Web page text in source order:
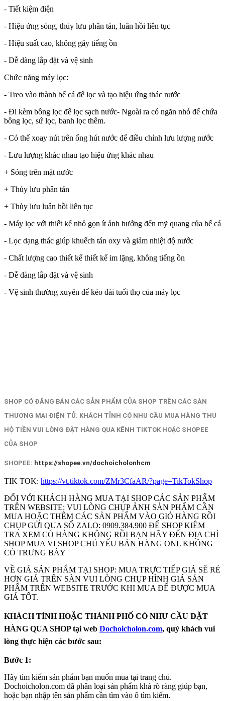
- Tiết kiệm điện
- Hiệu ứng sóng, thủy lưu phân tán, luân hồi liên tục
- Hiệu suất cao, không gây tiếng ồn
- Dễ dàng lắp đặt và vệ sinh
Chức năng máy lọc:
- Treo vào thành bể cá để lọc và tạo hiệu ứng thác nước
- Đi kèm bông lọc để lọc sạch nước- Ngoài ra có ngăn nhỏ để chứa
bông lọc, sứ lọc, banh lọc thêm.
- Có thể xoay nút trên ống hút nước để điều chỉnh lưu lượng nước
- Lưu lượng khác nhau tạo hiệu ứng khác nhau
+ Sóng trên mặt nước
+ Thủy lưu phân tán
+ Thủy lưu luân hồi liên tục
- Máy lọc với thiết kế nhỏ gọn ít ảnh hưởng đến mỹ quang của bể cá
- Lọc dạng thác giúp khuếch tán oxy và giảm nhiệt độ nước
- Chất lượng cao thiết kế thiết kế im lặng, không tiếng ồn
- Dễ dàng lắp đặt và vệ sinh
- Vệ sinh thường xuyên để kéo dài tuổi thọ của máy lọc
SHOP CÓ ĐĂNG BÁN CÁC SẢN PHẨM CỦA SHOP TRÊN CÁC SÀN
THƯƠNG MẠI ĐIỆN TỬ. KHÁCH TỈNH CÓ NHU CẦU MUA HÀNG THU
HỘ TIỀN VUI LÒNG ĐẶT HÀNG QUA KÊNH TIKTOK HOẶC SHOPEE
CỦA SHOP
SHOPEE: https://shopee.vn/dochoicholonhcm
TIK TOK: https://vt.tiktok.com/ZMr3CfaAR/?page=TikTokShop
ĐỐI VỚI KHÁCH HÀNG MUA TẠI SHOP CÁC SẢN PHẨM
TRÊN WEBSITE: VUI LÒNG CHỤP ẢNH SẢN PHẨM CẦN
MUA HOẶC THÊM CÁC SẢN PHẨM VÀO GIỎ HÀNG RỒI
CHỤP GỬI QUA SỐ ZALO: 0909.384.900 ĐỂ SHOP KIÊM
TRA XEM CÓ HÀNG KHÔNG RỒI BẠN HÃY ĐẾN ĐỊA CHỈ
SHOP MUA VI SHOP CHỦ YẾU BÁN HÀNG ONL KHÔNG
CÓ TRƯNG BÀY
VỀ GIÁ SẢN PHẨM TẠI SHOP: MUA TRỰC TIẾP GIÁ SẼ RẺ
HƠN GIÁ TRÊN SÀN VUI LÒNG CHỤP HÌNH GIÁ SẢN
PHẨM TRÊN WEBSITE TRƯỚC KHI MUA ĐẾ ĐƯỢC MUA
GIÁ TỐT.
KHÁCH TỈNH HOẶC THÀNH PHỐ CÓ NHƯ CẦU ĐẶT
HÀNG QUA SHOP tại web Dochoicholon.com, quý khách vui
lòng thực hiện các bước sau:
Bước 1:
Hãy tìm kiếm sản phẩm bạn muốn mua tại trang chủ.
Dochoicholon.com đã phân loại sản phẩm khá rõ ràng giúp bạn,
hoặc bạn nhập tên sản phẩm cần tìm vào ô tìm kiếm.